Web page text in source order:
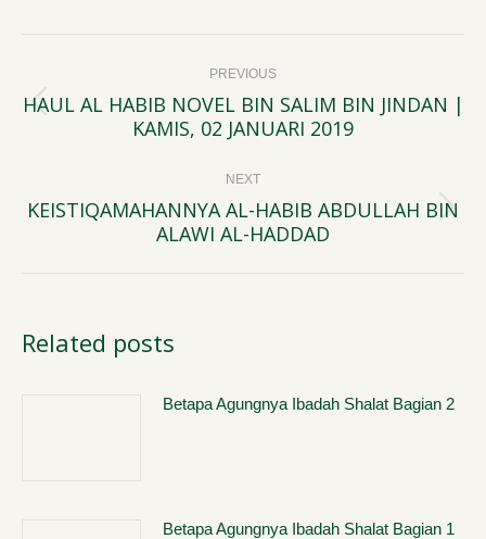
navigation PREVIOUS
Previous
HAUL AL HABIB NOVEL BIN SALIM BIN JINDAN |
KAMIS, 02 JANUARI 2019
NEXT
Next
KEISTIQAMAHANNYA AL-HABIB ABDULLAH BIN
ALAWI AL-HADDAD
Related posts
Betapa Agungnya Ibadah Shalat Bagian 2
Betapa Agungnya Ibadah Shalat Bagian 1